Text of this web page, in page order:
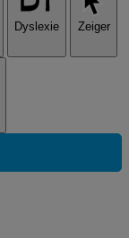
Dyslexie Zeiger